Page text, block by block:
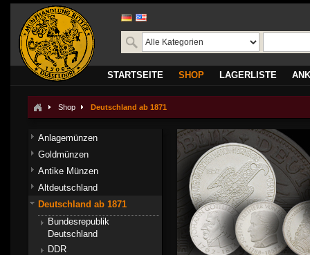
STARTSEITE SHOP LAGERLISTE
Shop Deutschland ab 1871
Anlagemünzen
Goldmünzen
Antike Münzen
Altdeutschland
Deutschland ab 1871
Bundesrepublik
Deutschland
DDR